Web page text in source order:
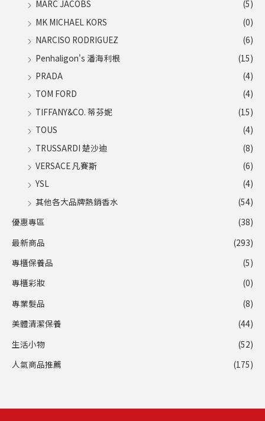
MARC JACOBS
(5)
MK MICHAEL KORS
(0)
NARCISO RODRIGUEZ
(6)
Penhaligon's 潘海利根
(15)
PRADA
(4)
TOM FORD
(4)
TIFFANY&CO. 蒂芬妮
(15)
TOUS
(4)
TRUSSARDI 楚沙迪
(8)
VERSACE 凡賽斯
(6)
YSL
(4)
其他各大品牌熱銷香水
(54)
優惠專區
(38)
最新商品
(293)
專櫃保養品
(5)
專櫃彩妝
(0)
專業髮品
(8)
美體清潔保養
(44)
生活小物
(52)
人氣商品推薦
(175)